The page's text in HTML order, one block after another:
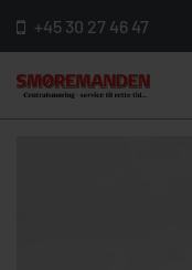
+45 30 27 46 47